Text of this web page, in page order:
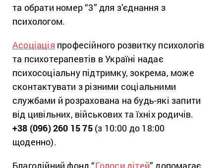
та обрати номер “3” для з’єднання з
психологом.
Асоціація професійного розвитку психологів
та психотерапевтів в Україні надає
психосоціальну підтримку, зокрема, може
сконтактувати з різними соціальними
службами й розрахована на будь-які запити
від цивільних, військових та їхніх родичів.
+38 (096) 260 15 75(з 10:00 до 18:00
щоденно).
Благодійний фонд “Голоси дітей” допомагає